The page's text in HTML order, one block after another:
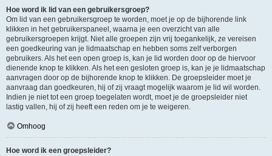
Hoe word ik lid van een gebruikersgroep?
Om lid van een gebruikersgroep te worden, moet je op de bijhorende link
klikken in het gebruikerspaneel, waarna je een overzicht van alle
gebruikersgroepen krijgt. Niet alle groepen zijn vrij toegankelijk, ze vereisen
een goedkeuring van je lidmaatschap en hebben soms zelf verborgen
gebruikers. Als het een open groep is, kan je lid worden door op de hiervoor
dienende knop te klikken. Als het een gesloten groep is, kan je je lidmaatschap
aanvragen door op de bijhorende knop te klikken. De groepsleider moet je
aanvraag dan goedkeuren, hij of zij vraagt mogelijk waarom je lid wil worden.
Indien je niet tot een groep toegelaten wordt, moet je de groepsleider niet
lastig vallen, hij of zij heeft een reden om je te weigeren.
Omhoog
Hoe word ik een groepsleider?